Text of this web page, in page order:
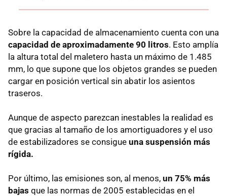
Sobre la capacidad de almacenamiento cuenta con una
capacidad de aproximadamente 90 litros. Esto amplía
la altura total del maletero hasta un máximo de 1.485
mm, lo que supone que los objetos grandes se pueden
cargar en posición vertical sin abatir los asientos
traseros.
Aunque de aspecto parezcan inestables la realidad es
que gracias al tamaño de los amortiguadores y el uso
de estabilizadores se consigue una suspensión más
rígida.
Por último, las emisiones son, al menos, un 75% más
bajas que las normas de 2005 establecidas en el